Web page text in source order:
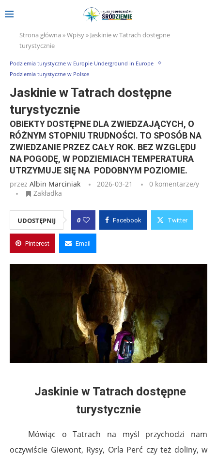
Strona główna »Wpisy» Jaskinie w Tatrach dostępne
turystycznie
Podziemia turystyczne w Europie Underground in Europe
Podziemia turystyczne w Polsce
Jaskinie w Tatrach dostępne
turystycznie
OBIEKTY DOSTĘPNE DLA ZWIEDZAJĄCYCH, O
RÓŻNYM STOPNIU TRUDNOŚCI. TO SPOSÓB NA
ZWIEDZANIE PRZEZ CAŁY ROK. BEZ WZGLĘDU
NA POGODĘ, W PODZIEMIACH TEMPERATURA
UTRZYMUJE SIĘ NA PODOBNYM POZIOMIE.
przez Albin Marciniak 2026-03-21
0 komentarze/y
Zakładka
UDOSTĘPNIJ 0 Facebook Twitter
Pinterest Email
Jaskinie w Tatrach dostępne
turystycznie
Mówiąc o Tatrach na myśl przychodzi nam
oczywiście Giewont, Rysy, Orla Perć czy też doliny, w